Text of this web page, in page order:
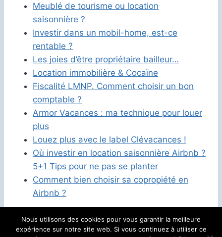
Meublé de tourisme ou location
saisonnière ?
Investir dans un mobil-home, est-ce
rentable ?
Les joies d’être propriétaire bailleur…
Location immobilière & Cocaïne
Fiscalité LMNP. Comment choisir un bon
comptable ?
Armor Vacances : ma technique pour louer
plus
Louez plus avec le label Clévacances !
Où investir en location saisonnière Airbnb ?
5+1 Tips pour ne pas se planter
Comment bien choisir sa copropiété en
Airbnb ?
Nous utilisons des cookies pour vous garantir la meilleure
expérience sur notre site web. Si vous continuez à utiliser ce